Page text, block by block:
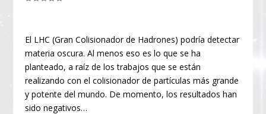
El LHC (Gran Colisionador de Hadrones) podría detectar
materia oscura. Al menos eso es lo que se ha
planteado, a raíz de los trabajos que se están
realizando con el colisionador de partículas más grande
y potente del mundo. De momento, los resultados han
sido negativos…